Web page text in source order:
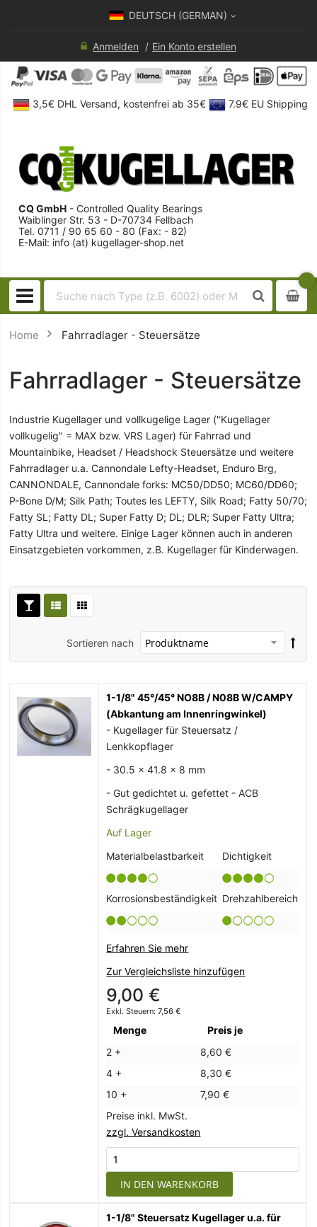
DEUTSCH (GERMAN)
Anmelden Ein Konto erstellen
3,5€ DHL Versand, kostenfrei ab 35€ 7.9€ EU Shipping
CQ GmbH - Controlled Quality Bearings
Waiblinger Str. 53 - D-70734 Fellbach
Tel. 0711 / 90 65 60 - 80 (Fax: - 82)
E-Mail: info (at) kugellager-shop.net
Home Fahrradlager - Steuersätze
Fahrradlager - Steuersätze
Industrie Kugellager und vollkugelige Lager ("Kugellager
vollkugelig" = MAX bzw. VRS Lager) für Fahrrad und
Mountainbike, Headset / Headshock Steuersätze und weitere
Fahrradlager u.a. Cannondale Lefty-Headset, Enduro Brg,
CANNONDALE, Cannondale forks: MC50/DD50; MC60/DD60;
P-Bone D/M; Silk Path; Toutes les LEFTY, Silk Road; Fatty 50/70;
Fatty SL; Fatty DL; Super Fatty D; DL; DLR; Super Fatty Ultra;
Fatty Ultra und weitere. Einige Lager können auch in anderen
Einsatzgebieten vorkommen, z.B. Kugellager für Kinderwagen.
Sortieren nach
1-1/8" 45°/45° NO8B / N08B W/CAMPY
(Abkantung am Innenringwinkel)
- Kugellager für Steuersatz /
Lenkkopflager
- 30.5 x 41.8 x 8 mm
- Gut gedichtet u. gefettet - ACB
Schrägkugellager
Auf Lager
Materialbelastbarkeit
Dichtigkeit
Korrosionsbeständigkeit Drehzahlbereich
Erfahren Sie mehr
Zur Vergleichsliste hinzufügen
9,00 €
7,56 €
Menge
Preis je
2 +
8,60 €
4 +
8,30 €
10 +
7,90 €
Preise inkl. MwSt.
zzgl. Versandkosten
IN DEN WARENKORB
1-1/8" Steuersatz Kugellager u.a. für